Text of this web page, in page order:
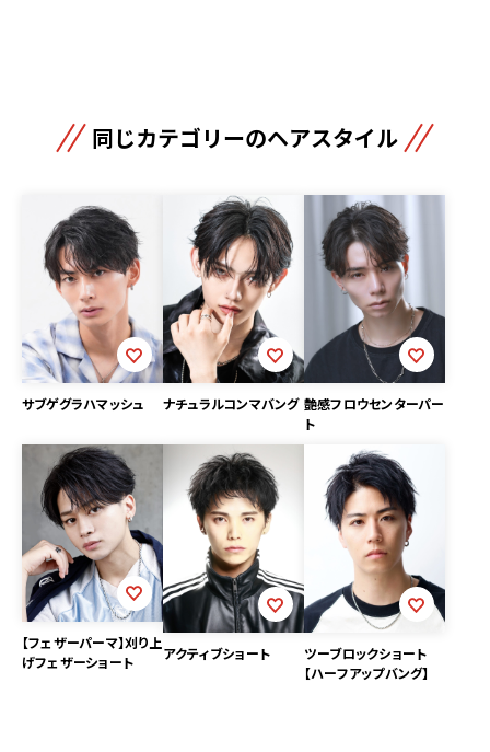
同じカテゴリーのヘアスタイル
サブゲグラハマッシュ ナチュラルコンマバング 艶感フロウセンターパー
ト
【フェザーパーマ】刈り上
げフェザーショート
アクティブショート
ツーブロックショート
【ハーフアップバング】